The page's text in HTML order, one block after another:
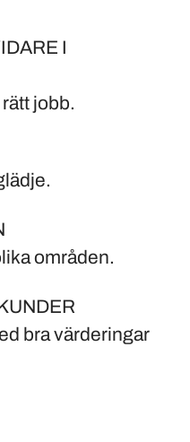
I
jobb.
områden.
bra värderingar